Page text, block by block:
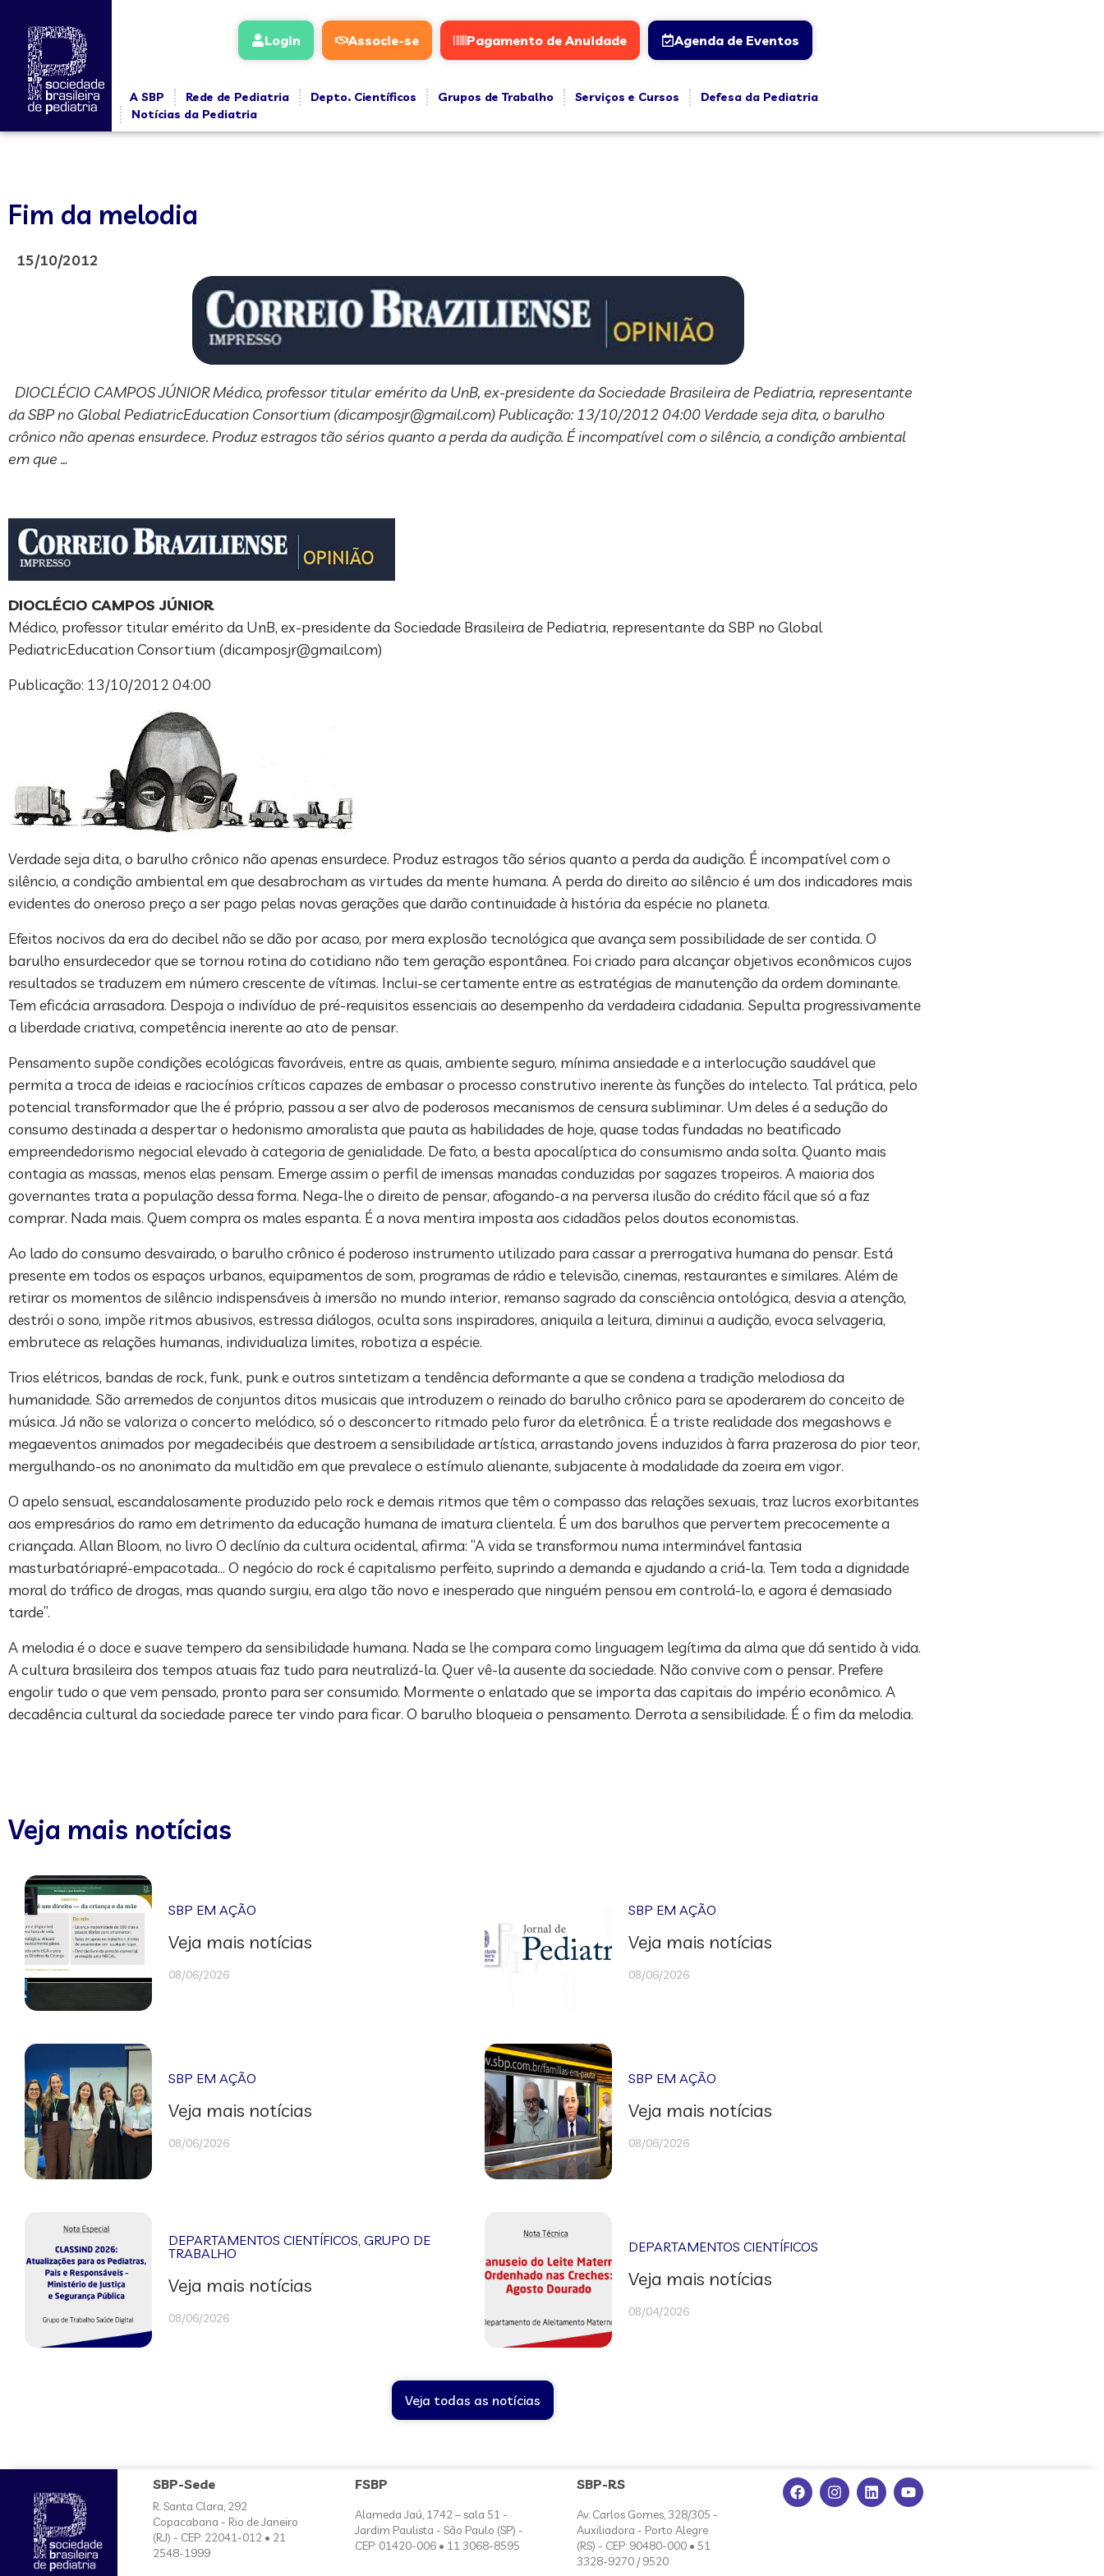
Login Associe-se Pagamento de Anuidade Agenda de Eventos
A SBP Rede de Pediatria Depto. Científicos Grupos de Trabalho Serviços e Cursos
Defesa da Pediatria
Notícias da Pediatria
Fim da melodia
15/10/2012
DIOCLÉCIO CAMPOS JÚNIOR Médico, professor titular emérito da UnB, ex-presidente da Sociedade Brasileira de Pediatria, representante
da SBP no Global PediatricEducation Consortium (dicamposjr@gmail.com) Publicação: 13/10/2012 04:00 Verdade seja dita, o barulho
crônico não apenas ensurdece. Produz estragos tão sérios quanto a perda da audição. É incompatível com o silêncio, a condição ambiental
em que …
DIOCLÉCIO CAMPOS JÚNIOR
Médico, professor titular emérito da UnB, ex-presidente da Sociedade Brasileira de Pediatria, representante da SBP no Global
PediatricEducation Consortium (dicamposjr@gmail.com)
Publicação: 13/10/2012 04:00
Verdade seja dita, o barulho crônico não apenas ensurdece. Produz estragos tão sérios quanto a perda da audição. É incompatível com o
silêncio, a condição ambiental em que desabrocham as virtudes da mente humana. A perda do direito ao silêncio é um dos indicadores mais
evidentes do oneroso preço a ser pago pelas novas gerações que darão continuidade à história da espécie no planeta.
Efeitos nocivos da era do decibel não se dão por acaso, por mera explosão tecnológica que avança sem possibilidade de ser contida. O
barulho ensurdecedor que se tornou rotina do cotidiano não tem geração espontânea. Foi criado para alcançar objetivos econômicos cujos
resultados se traduzem em número crescente de vítimas. Inclui-se certamente entre as estratégias de manutenção da ordem dominante.
Tem eficácia arrasadora. Despoja o indivíduo de pré-requisitos essenciais ao desempenho da verdadeira cidadania. Sepulta progressivamente
a liberdade criativa, competência inerente ao ato de pensar.
Pensamento supõe condições ecológicas favoráveis, entre as quais, ambiente seguro, mínima ansiedade e a interlocução saudável que
permita a troca de ideias e raciocínios críticos capazes de embasar o processo construtivo inerente às funções do intelecto. Tal prática, pelo
potencial transformador que lhe é próprio, passou a ser alvo de poderosos mecanismos de censura subliminar. Um deles é a sedução do
consumo destinada a despertar o hedonismo amoralista que pauta as habilidades de hoje, quase todas fundadas no beatificado
empreendedorismo negocial elevado à categoria de genialidade. De fato, a besta apocalíptica do consumismo anda solta. Quanto mais
contagia as massas, menos elas pensam. Emerge assim o perfil de imensas manadas conduzidas por sagazes tropeiros. A maioria dos
governantes trata a população dessa forma. Nega-lhe o direito de pensar, afogando-a na perversa ilusão do crédito fácil que só a faz
comprar. Nada mais. Quem compra os males espanta. É a nova mentira imposta aos cidadãos pelos doutos economistas.
Ao lado do consumo desvairado, o barulho crônico é poderoso instrumento utilizado para cassar a prerrogativa humana do pensar. Está
presente em todos os espaços urbanos, equipamentos de som, programas de rádio e televisão, cinemas, restaurantes e similares. Além de
retirar os momentos de silêncio indispensáveis à imersão no mundo interior, remanso sagrado da consciência ontológica, desvia a atenção,
destrói o sono, impõe ritmos abusivos, estressa diálogos, oculta sons inspiradores, aniquila a leitura, diminui a audição, evoca selvageria,
embrutece as relações humanas, individualiza limites, robotiza a espécie.
Trios elétricos, bandas de rock, funk, punk e outros sintetizam a tendência deformante a que se condena a tradição melodiosa da
humanidade. São arremedos de conjuntos ditos musicais que introduzem o reinado do barulho crônico para se apoderarem do conceito de
música. Já não se valoriza o concerto melódico, só o desconcerto ritmado pelo furor da eletrônica. É a triste realidade dos megashows e
megaeventos animados por megadecibéis que destroem a sensibilidade artística, arrastando jovens induzidos à farra prazerosa do pior teor,
mergulhando-os no anonimato da multidão em que prevalece o estímulo alienante, subjacente à modalidade da zoeira em vigor.
O apelo sensual, escandalosamente produzido pelo rock e demais ritmos que têm o compasso das relações sexuais, traz lucros exorbitantes
aos empresários do ramo em detrimento da educação humana de imatura clientela. É um dos barulhos que pervertem precocemente a
criançada. Allan Bloom, no livro O declínio da cultura ocidental, afirma: “A vida se transformou numa interminável fantasia
masturbatóriapré-empacotada… O negócio do rock é capitalismo perfeito, suprindo a demanda e ajudando a criá-la. Tem toda a dignidade
moral do tráfico de drogas, mas quando surgiu, era algo tão novo e inesperado que ninguém pensou em controlá-lo, e agora é demasiado
tarde”.
A melodia é o doce e suave tempero da sensibilidade humana. Nada se lhe compara como linguagem legítima da alma que dá sentido à vida.
A cultura brasileira dos tempos atuais faz tudo para neutralizá-la. Quer vê-la ausente da sociedade. Não convive com o pensar. Prefere
engolir tudo o que vem pensado, pronto para ser consumido. Mormente o enlatado que se importa das capitais do império econômico. A
decadência cultural da sociedade parece ter vindo para ficar. O barulho bloqueia o pensamento. Derrota a sensibilidade. É o fim da melodia.
Veja mais notícias
SBP EM AÇÃO
Veja mais notícias
08/06/2026
SBP EM AÇÃO
Veja mais notícias
08/06/2026
SBP EM AÇÃO
Veja mais notícias
08/06/2026
SBP EM AÇÃO
Veja mais notícias
08/06/2026
DEPARTAMENTOS CIENTÍFICOS,GRUPO DE
TRABALHO
Veja mais notícias
08/06/2026
DEPARTAMENTOS CIENTÍFICOS
Veja mais notícias
08/04/2026
Veja todas as notícias
SBP-Sede
R. Santa Clara, 292
Copacabana - Rio de Janeiro
(RJ) - CEP: 22041-012 • 21
2548-1999
FSBP
Alameda Jaú, 1742 – sala 51 -
Jardim Paulista - São Paulo (SP) -
CEP: 01420-006 • 11 3068-8595
SBP-RS
Av. Carlos Gomes, 328/305 -
Auxiliadora - Porto Alegre
(RS) - CEP: 90480-000 • 51
3328-9270 / 9520